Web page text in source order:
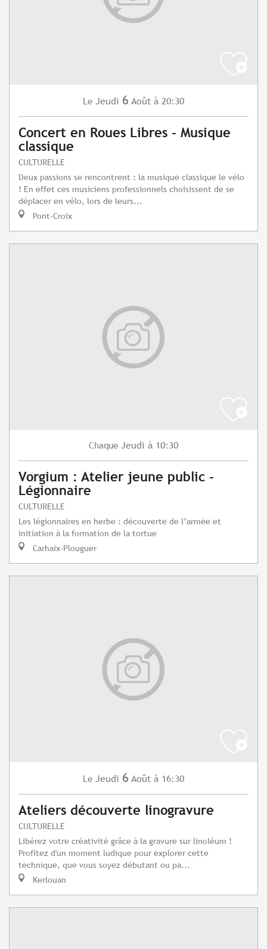
Le Jeudi 6 Août à 20:30
Concert en Roues Libres - Musique
classique
CULTURELLE
Deux passions se rencontrent : la musique classique le vélo
! En effet ces musiciens professionnels choisissent de se
déplacer en vélo, lors de leurs...
Pont-Croix
Chaque Jeudi à 10:30
Vorgium : Atelier jeune public -
Légionnaire
CULTURELLE
Les légionnaires en herbe : découverte de l’armée et
initiation à la formation de la tortue
Carhaix-Plouguer
Le Jeudi 6 Août à 16:30
Ateliers découverte linogravure
CULTURELLE
Libérez votre créativité grâce à la gravure sur linoléum !
Profitez d'un moment ludique pour explorer cette
technique, que vous soyez débutant ou pa...
Kerlouan